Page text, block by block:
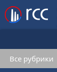
Все рубрики